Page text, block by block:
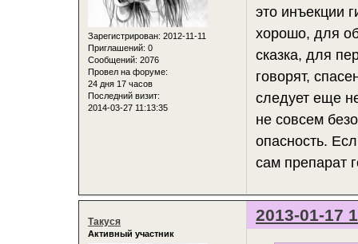
Зарегистрирован: 2012-11-11
Приглашений: 0
Сообщений: 2076
Провел на форуме:
24 дня 17 часов
Последний визит:
2014-03-27 11:13:35
это инъекции
хорошо, для
сказка, для
говорят,
следует еще
не совсем
опасность.
сам препарат
2013-01-17
Такуся
Активный участник